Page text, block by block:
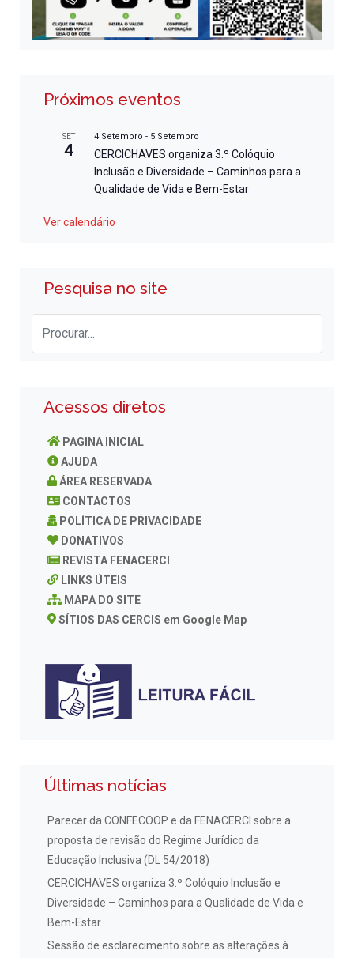
Próximos eventos
SET
4
4 Setembro - 5 Setembro
CERCICHAVES organiza 3.º Colóquio
Inclusão e Diversidade – Caminhos para a
Qualidade de Vida e Bem-Estar
Ver calendário
Pesquisa no site
Acessos diretos
PAGINA INICIAL
AJUDA
ÁREA RESERVADA
CONTACTOS
POLÍTICA DE PRIVACIDADE
DONATIVOS
REVISTA FENACERCI
LINKS ÚTEIS
MAPA DO SITE
SÍTIOS DAS CERCIS em Google Map
Últimas notícias
Parecer da CONFECOOP e da FENACERCI sobre a
proposta de revisão do Regime Jurídico da
Educação Inclusiva (DL 54/2018)
CERCICHAVES organiza 3.º Colóquio Inclusão e
Diversidade – Caminhos para a Qualidade de Vida e
Bem-Estar
Sessão de esclarecimento sobre as alterações à